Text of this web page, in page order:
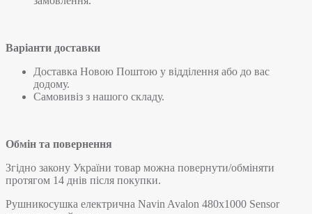
Варіанти доставки
Доставка Новою Поштою у відділення або до вас
додому.
Самовивіз з нашого складу.
Обмін та повернення
Згідно закону України товар можна повернути/обміняти
протягом 14 днів після покупки.
Рушникосушка електрична Navin Avalon 480х1000 Sensor